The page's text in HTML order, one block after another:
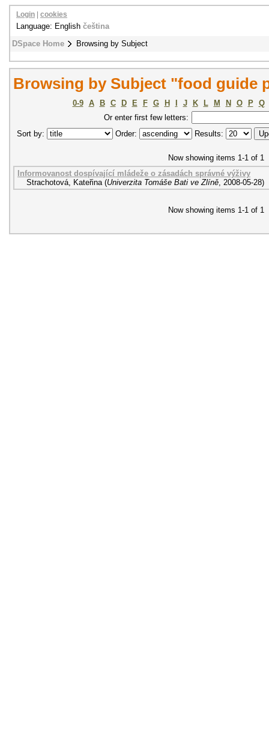
DSpace Home Browsing by Subject
Login cookies
Language: English čeština
Browsing by Subject "food guide
0-9 A B C D E F G H J K L M N O P
Q
Or enter first few letters:
Sort by:
Order: Results:
Now showing items 1-1 of 1
Informovanost dospívající mládeže o zásadách správné výživy
Strachotová, Kateřina (Univerzita Tomáše Bati ve Zlíně, 2008-05-28)
Now showing items 1-1 of 1